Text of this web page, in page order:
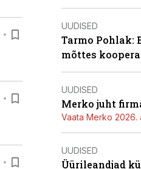
UUDISED
Tarmo Pohlak:
mõttes
UUDISED
Merko juht
Vaata Merko 2026.
UUDISED
Üürileandjad